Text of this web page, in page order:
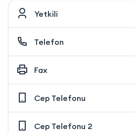
Yetkili
Telefon
Fax
Cep Telefonu
Cep Telefonu 2